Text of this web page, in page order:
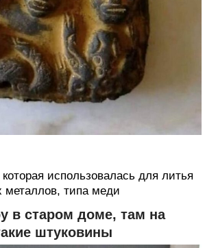
использовалась для литья
металлов, типа меди
в старом доме, там на
штуковины